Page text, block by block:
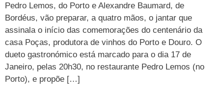
Pedro Lemos, do Porto e Alexandre Baumard, de
Bordéus, vão preparar, a quatro mãos, o jantar que
assinala o início das comemorações do centenário da
casa Poças, produtora de vinhos do Porto e Douro. O
dueto gastronómico está marcado para o dia 17 de
Janeiro, pelas 20h30, no restaurante Pedro Lemos (no
Porto), e propõe […]